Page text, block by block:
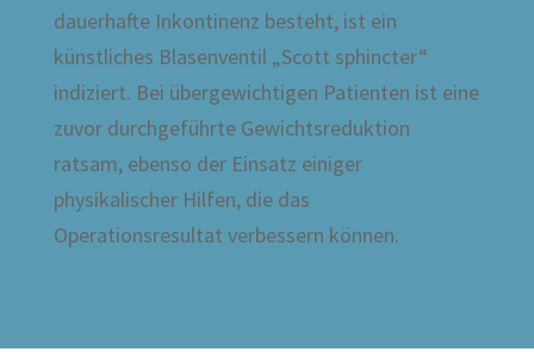
dauerhafte Inkontinenz besteht, ist ein
künstliches Blasenventil „Scott sphincter“
indiziert. Bei übergewichtigen Patienten ist eine
zuvor durchgeführte Gewichtsreduktion
ratsam, ebenso der Einsatz einiger
physikalischer Hilfen, die das
Operationsresultat verbessern können.